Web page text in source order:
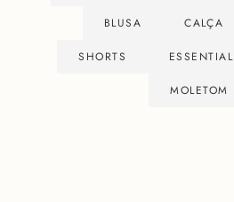
BLUSA CALÇA
SHORTS ESSENTIAL
MOLETOM